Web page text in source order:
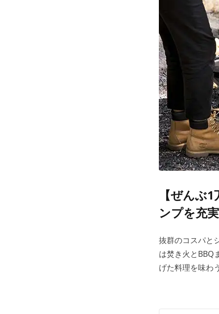
【ぜんぶ
ンプを充
抜群のコスパと
は焚き火とBBQ
げた料理を味わ